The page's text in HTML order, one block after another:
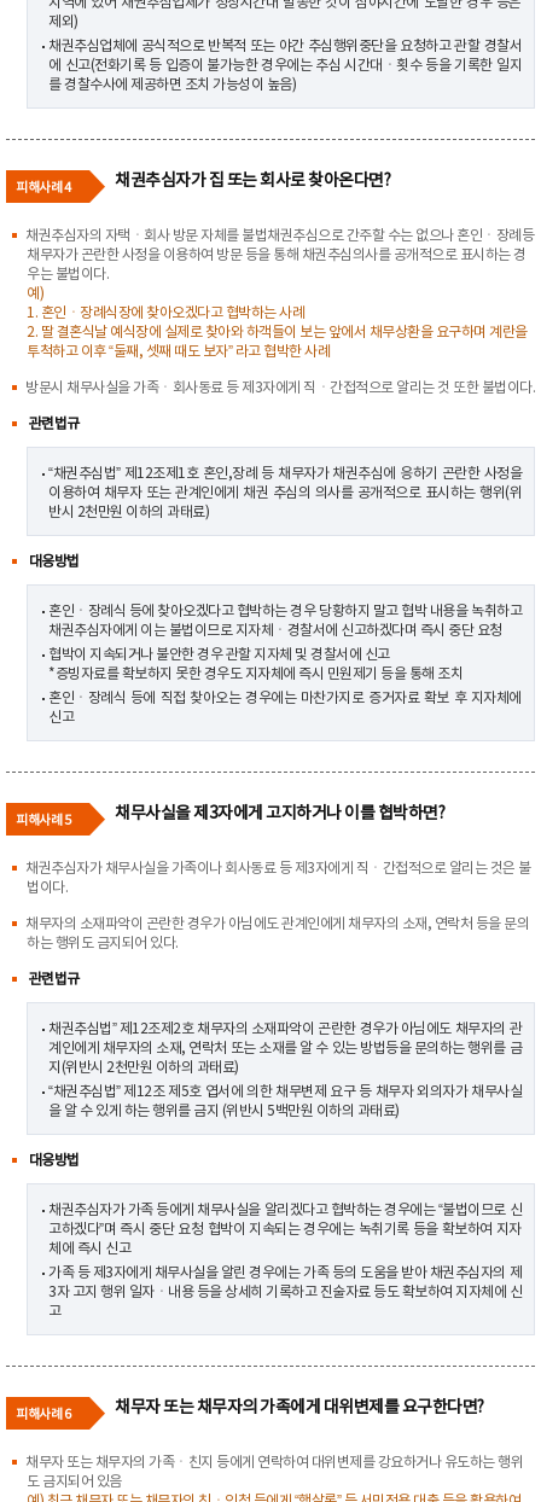
제외)
채권추심업체에 공식적으로 반복적 또는 야간 추심행위중단을 요청하고 관할 경찰서
에 신고(전화기록 등 입증이 불가능한 경우에는 추심 시간대ㆍ횟수 등을 기록한 일지
를 경찰수사에 제공하면 조치 가능성이 높음)
피해사례 4 채권추심자가 집 또는 회사로 찾아온다면?
채권추심자의 자택ㆍ회사 방문 자체를 불법채권추심으로 간주할 수는 없으나 혼인ㆍ장례등
채무자가 곤란한 사정을 이용하여 방문 등을 통해 채권추심의사를 공개적으로 표시하는 경
우는 불법이다.
예)
1. 혼인ㆍ장례식장에 찾아오겠다고 협박하는 사례
2. 딸 결혼식날 예식장에 실제로 찾아와 하객들이 보는 앞에서 채무상환을 요구하며 계란을
투척하고 이후 “둘째, 셋째 때도 보자” 라고 협박한 사례
방문시 채무사실을 가족ㆍ회사동료 등 제3자에게 직ㆍ간접적으로 알리는 것 또한 불법이다.
관련법규
“채권추심법” 제12조제1호 혼인,장례 등 채무자가 채권추심에 응하기 곤란한 사정을
이용하여 채무자 또는 관계인에게 채권 추심의 의사를 공개적으로 표시하는 행위(위
반시 2천만원 이하의 과태료)
대응방법
혼인ㆍ장례식 등에 찾아오겠다고 협박하는 경우 당황하지 말고 협박 내용을 녹취하고
채권추심자에게 이는 불법이므로 지자체ㆍ경찰서에 신고하겠다며 즉시 중단 요청
협박이 지속되거나 불안한 경우 관할 지자체 및 경찰서에 신고
*증빙자료를 확보하지 못한 경우도 지자체에 즉시 민원제기 등을 통해 조치
혼인ㆍ장례식 등에 직접 찾아오는 경우에는 마찬가지로 증거자료 확보 후 지자체에
신고
피해사례 5 채무사실을 제3자에게 고지하거나 이를 협박하면?
채권추심자가 채무사실을 가족이나 회사동료 등 제3자에게 직ㆍ간접적으로 알리는 것은 불
법이다.
채무자의 소재파악이 곤란한 경우가 아님에도 관계인에게 채무자의 소재, 연락처 등을 문의
하는 행위도 금지되어 있다.
관련법규
채권추심법” 제12조제2호 채무자의 소재파악이 곤란한 경우가 아님에도 채무자의 관
계인에게 채무자의 소재, 연락처 또는 소재를 알 수 있는 방법등을 문의하는 행위를 금
지(위반시 2천만원 이하의 과태료)
“채권추심법” 제12조 제5호 엽서에 의한 채무변제 요구 등 채무자 외의자가 채무사실
을 알 수 있게 하는 행위를 금지 (위반시 5백만원 이하의 과태료)
대응방법
채권추심자가 가족 등에게 채무사실을 알리겠다고 협박하는 경우에는 “불법이므로 신
고하겠다”며 즉시 중단 요청 협박이 지속되는 경우에는 녹취기록 등을 확보하여 지자
체에 즉시 신고
가족 등 제3자에게 채무사실을 알린 경우에는 가족 등의 도움을 받아 채권추심자의 제
3자 고지 행위 일자ㆍ내용 등을 상세히 기록하고 진술자료 등도 확보하여 지자체에 신
고
피해사례 6 채무자 또는 채무자의 가족에게 대위변제를 요구한다면?
채무자 또는 채무자의 가족ㆍ친지 등에게 연락하여 대위변제를 강요하거나 유도하는 행위
도 금지되어 있음